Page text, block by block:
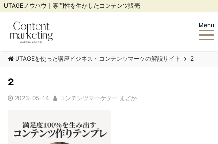
UTAGEノウハウ｜専門性を生かしたコンテンツ販売
Menu
UTAGEを使った講座ビジネス・コンテンツマーケの解説サイト 2
2
2023-05-14 コンテンツマーケター まどか